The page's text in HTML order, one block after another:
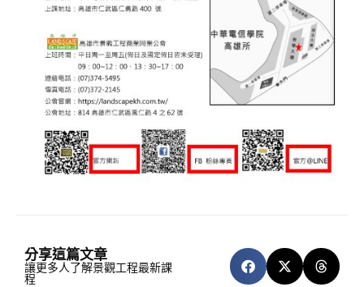
分享這篇文章
讓更多人了解景觀工程最新課
程